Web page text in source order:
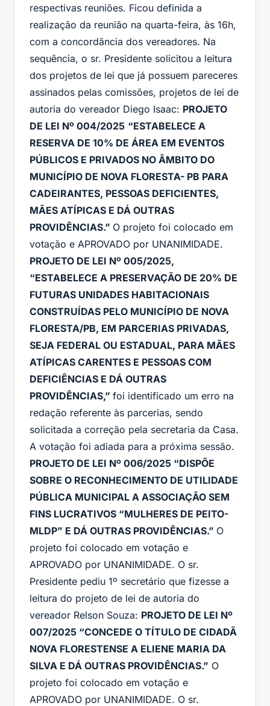
respectivas reuniões. Ficou definida a
realização da reunião na quarta-feira, às 16h,
com a concordância dos vereadores. Na
sequência, o sr. Presidente solicitou a leitura
dos projetos de lei que já possuem pareceres
assinados pelas comissões, projetos de lei de
autoria do vereador Diego Isaac: PROJETO
DE LEI Nº 004/2025 “ESTABELECE A
RESERVA DE 10% DE ÁREA EM EVENTOS
PÚBLICOS E PRIVADOS NO ÂMBITO DO
MUNICÍPIO DE NOVA FLORESTA- PB PARA
CADEIRANTES, PESSOAS DEFICIENTES,
MÃES ATÍPICAS E DÁ OUTRAS
PROVIDÊNCIAS.” O projeto foi colocado em
votação e APROVADO por UNANIMIDADE.
PROJETO DE LEI Nº 005/2025,
“ESTABELECE A PRESERVAÇÃO DE 20% DE
FUTURAS UNIDADES HABITACIONAIS
CONSTRUÍDAS PELO MUNICÍPIO DE NOVA
FLORESTA/PB, EM PARCERIAS PRIVADAS,
SEJA FEDERAL OU ESTADUAL, PARA MÃES
ATÍPICAS CARENTES E PESSOAS COM
DEFICIÊNCIAS E DÁ OUTRAS
PROVIDÊNCIAS,” foi identificado um erro na
redação referente às parcerias, sendo
solicitada a correção pela secretaria da Casa.
A votação foi adiada para a próxima sessão.
PROJETO DE LEI Nº 006/2025 “DISPÕE
SOBRE O RECONHECIMENTO DE UTILIDADE
PÚBLICA MUNICIPAL A ASSOCIAÇÃO SEM
FINS LUCRATIVOS “MULHERES DE PEITO-
MLDP” E DÁ OUTRAS PROVIDÊNCIAS.” O
projeto foi colocado em votação e
APROVADO por UNANIMIDADE. O sr.
Presidente pediu 1º secretário que fizesse a
leitura do projeto de lei de autoria do
vereador Relson Souza: PROJETO DE LEI Nº
007/2025 “CONCEDE O TÍTULO DE CIDADÃ
NOVA FLORESTENSE A ELIENE MARIA DA
SILVA E DÁ OUTRAS PROVIDÊNCIAS.” O
projeto foi colocado em votação e
APROVADO por UNANIMIDADE. O sr.